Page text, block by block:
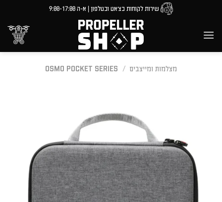
content
שירות לקוחות בצ'אט ובטלפון | א-ה 9:00-17:00
מצלמות ומייצבים /
OSMO POCKET SERIES